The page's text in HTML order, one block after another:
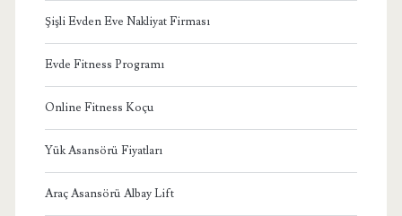
Şişli Evden Eve Nakliyat Firması
Evde Fitness Programı
Online Fitness Koçu
Yük Asansörü Fiyatları
Araç Asansörü Albay Lift